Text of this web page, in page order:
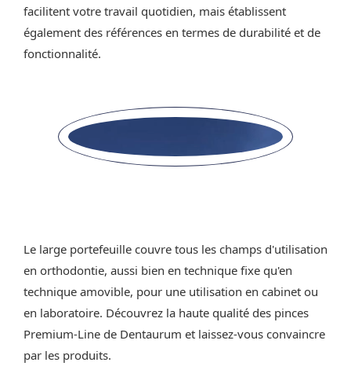
facilitent votre travail quotidien, mais établissent
également des références en termes de durabilité et de
fonctionnalité.
Le large portefeuille couvre tous les champs d'utilisation
en orthodontie, aussi bien en technique fixe qu'en
technique amovible, pour une utilisation en cabinet ou
en laboratoire. Découvrez la haute qualité des pinces
Premium-Line de Dentaurum et laissez-vous convaincre
par les produits.